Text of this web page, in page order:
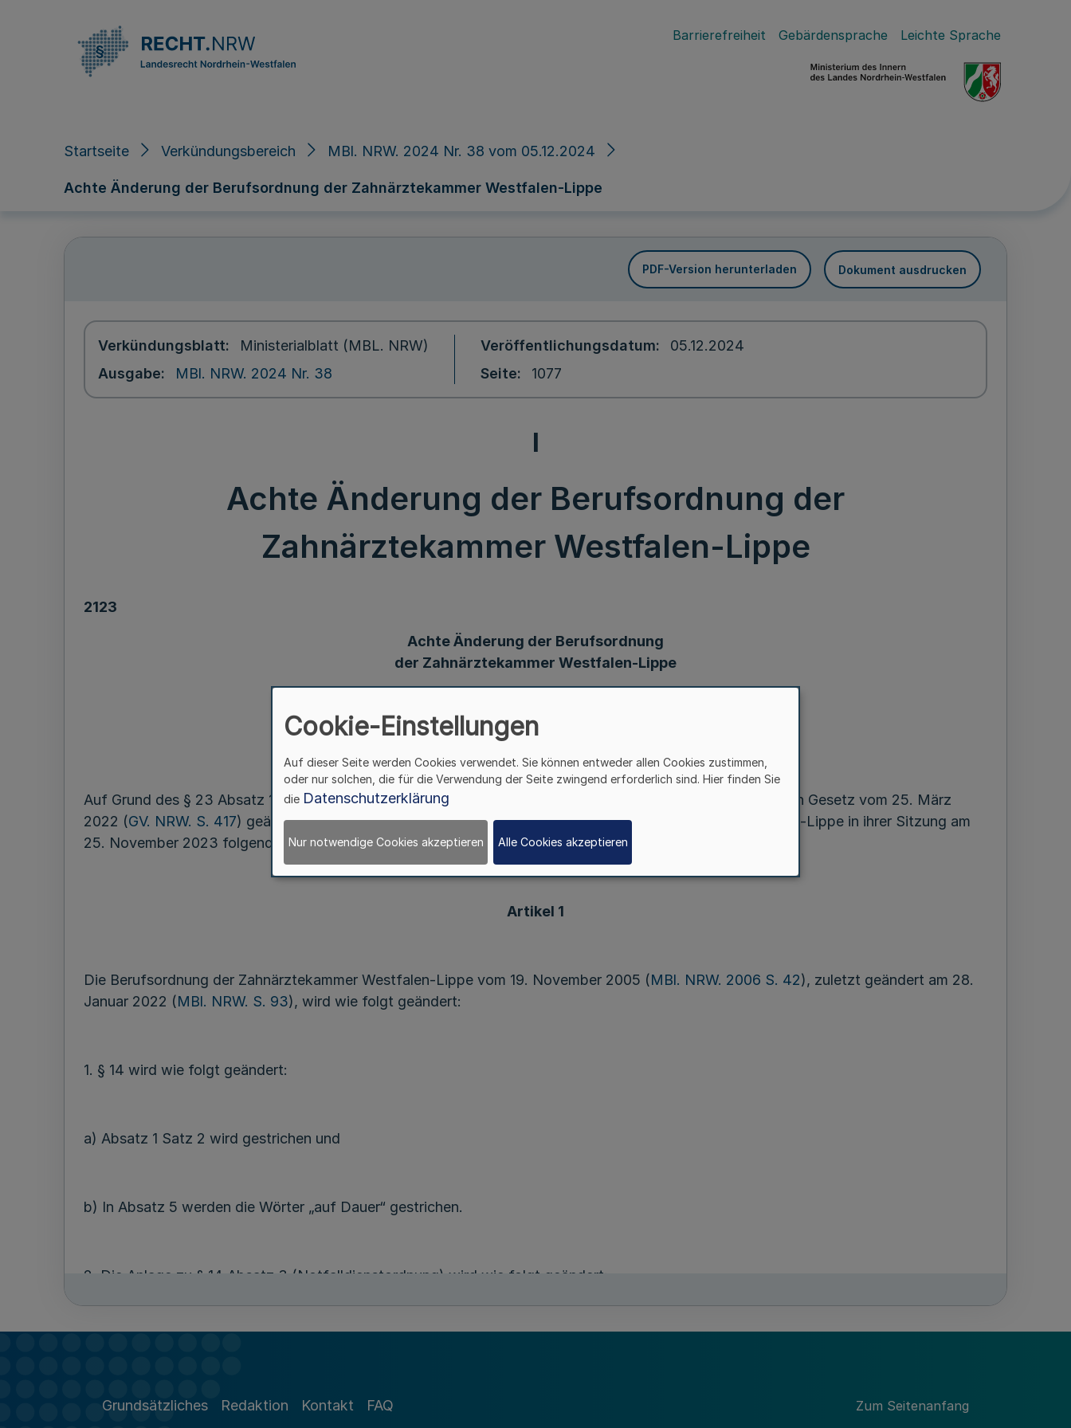
Barrierefreiheit Gebärdensprache Leichte Sprache
Startseite Verkündungsbereich MBl. NRW. 2024 Nr. 38 vom 05.12.2024
Achte Änderung der Berufsordnung der Zahnärztekammer Westfalen-Lippe
PDF-Version herunterladen Dokument ausdrucken
Verkündungsblatt
Ministerialblatt (MBL. NRW)
Ausgabe
MBl. NRW. 2024 Nr. 38
Veröffentlichungsdatum
05.12.2024
Seite
1077
I
Achte Änderung der Berufsordnung der
Zahnärztekammer Westfalen-Lippe
2123
Achte Änderung der Berufsordnung
der Zahnärztekammer Westfalen-Lippe
Vom 25. November 2023
Auf Grund des § 23 Absatz 1 des Heilberufsgesetzes vom 9. Mai 2000 (
), das zuletzt durch Gesetz vom 25. März
2022 (GV. NRW. S. 417) geändert worden ist, hat die Kammerversammlung der Zahnärztekammer Westfalen-Lippe in ihrer Sitzung am
25. November 2023 folgende Satzung beschlossen:
Artikel 1
Die Berufsordnung der Zahnärztekammer Westfalen-Lippe vom 19. November 2005 (MBl. NRW. 2006 S. 42), zuletzt geändert am 28.
Januar 2022 (MBl. NRW. S. 93), wird wie folgt geändert:
1. § 14 wird wie folgt geändert:
a) Absatz 1 Satz 2 wird gestrichen und
b) In Absatz 5 werden die Wörter „auf Dauer“ gestrichen.
2. Die Anlage zu § 14 Absatz 3 (Notfalldienstordnung) wird wie folgt geändert:
Grundsätzliches Redaktion Kontakt FAQ Zum Seitenanfang
Cookie-Einstellungen
Auf dieser Seite werden Cookies verwendet. Sie können entweder allen Cookies zustimmen,
oder nur solchen, die für die Verwendung der Seite zwingend erforderlich sind. Hier finden Sie
die Datenschutzerklärung
Nur notwendige Cookies akzeptieren Alle Cookies akzeptieren